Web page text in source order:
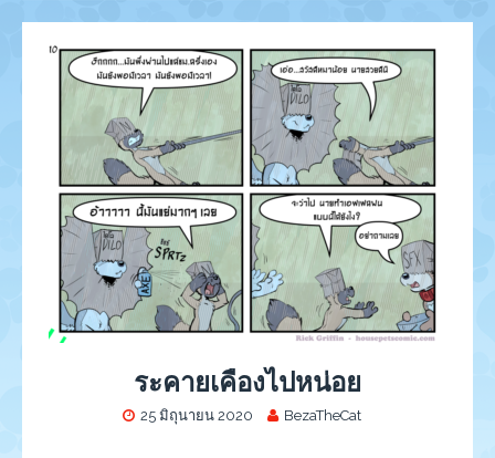
ระคายเคืองไปหน่อย
25 มิถุนายน 2020 BezaTheCat